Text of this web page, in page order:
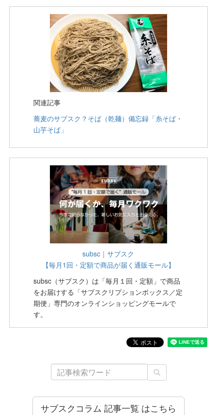
関連記事
蕎麦のサブスク？そば（乾麺）備忘録「糸そば・
山芋そば」
subsc｜サブスク
【毎月1回・定額で商品が届く通販モール】
subsc（サブスク）は「毎月１回・定額」で商品
をお届けする「サブスクリプションボックス／定
期便」専門のオンラインショッピングモールで
す。
サブスクコラム 記事一覧 はこちら